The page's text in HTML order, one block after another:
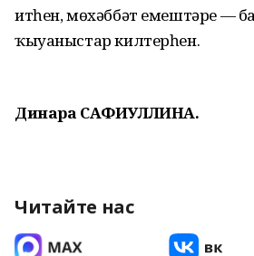
итһен, мөхәббәт емештәре —
ҡыуаныстар килтерһен.
Динара САФИУЛЛИНА.
Читайте нас